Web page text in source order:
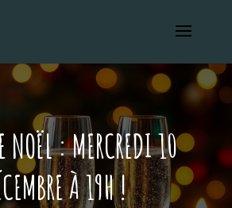
NOËL : MERCREDI 10
À 19H !